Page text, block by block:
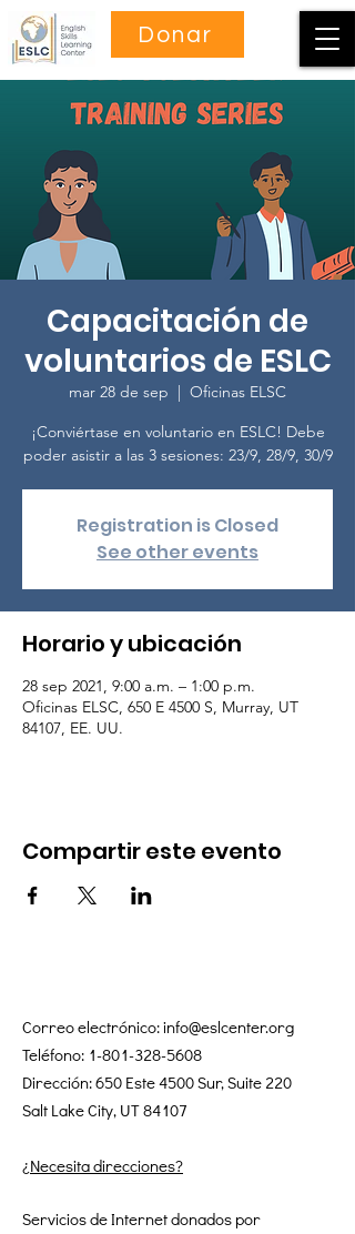
Donar
Capacitación de
voluntarios de ESLC
mar 28 de sep
  |
Oficinas ELSC
¡Conviértase en voluntario en ESLC! Debe
poder asistir a las 3 sesiones: 23/9, 28/9, 30/9
Registration is Closed
See other events
Horario y ubicación
28 sep 2021, 9:00 a.m. – 1:00 p.m.
Oficinas ELSC, 650 E 4500 S, Murray, UT
84107, EE. UU.
Compartir este evento
Correo electrónico:info@eslcenter.org
Teléfono: 1-801-328-5608
Dirección: 650 Este 4500 Sur, Suite 220
Salt Lake City, UT 84107
¿Necesita direcciones?
Servicios de Internet donados por